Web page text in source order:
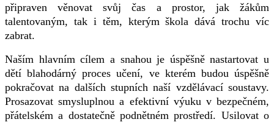
připraven věnovat svůj čas a prostor, jak žákům
talentovaným, tak i těm, kterým škola dává trochu víc
zabrat.
Naším hlavním cílem a snahou je úspěšně nastartovat u
dětí blahodárný proces učení, ve kterém budou úspěšně
pokračovat na dalších stupních naší vzdělávací soustavy.
Prosazovat smysluplnou a efektivní výuku v bezpečném,
přátelském a dostatečně podnětném prostředí. Usilovat o